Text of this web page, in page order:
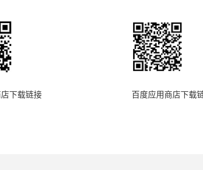
下载链接 百度应用商店下载